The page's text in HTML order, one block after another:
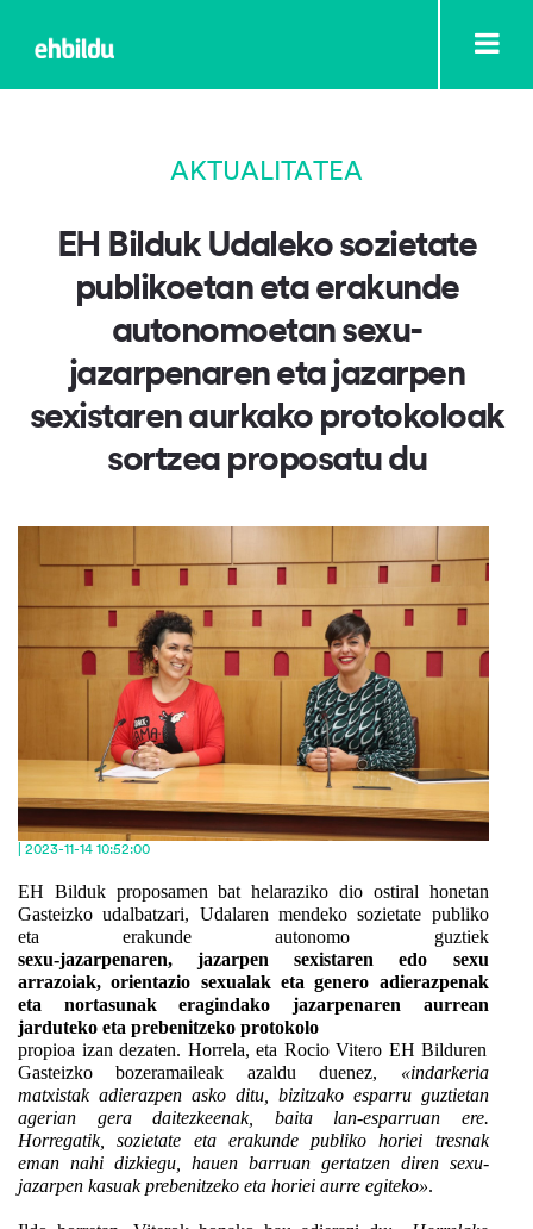
AKTUALITATEA
EH Bilduk Udaleko sozietate
publikoetan eta erakunde
autonomoetan sexu-
jazarpenaren eta jazarpen
sexistaren aurkako protokoloak
sortzea proposatu du
| 2023-11-14 10:52:00
EH Bilduk proposamen bat helaraziko dio ostiral honetan
Gasteizko udalbatzari, Udalaren mendeko sozietate publiko
eta erakunde autonomo guztiek
sexu-jazarpenaren, jazarpen sexistaren edo sexu
arrazoiak, orientazio sexualak eta genero adierazpenak
eta nortasunak eragindako jazarpenaren aurrean
jarduteko eta prebenitzeko protokolo
propioa izan dezaten. Horrela, eta Rocio Vitero EH Bilduren
Gasteizko bozeramaileak azaldu duenez, «indarkeria
matxistak adierazpen asko ditu, bizitzako esparru guztietan
agerian gera daitezkeenak, baita lan-esparruan ere.
Horregatik, sozietate eta erakunde publiko horiei tresnak
eman nahi dizkiegu, hauen barruan gertatzen diren sexu-
jazarpen kasuak prebenitzeko eta horiei aurre egiteko».